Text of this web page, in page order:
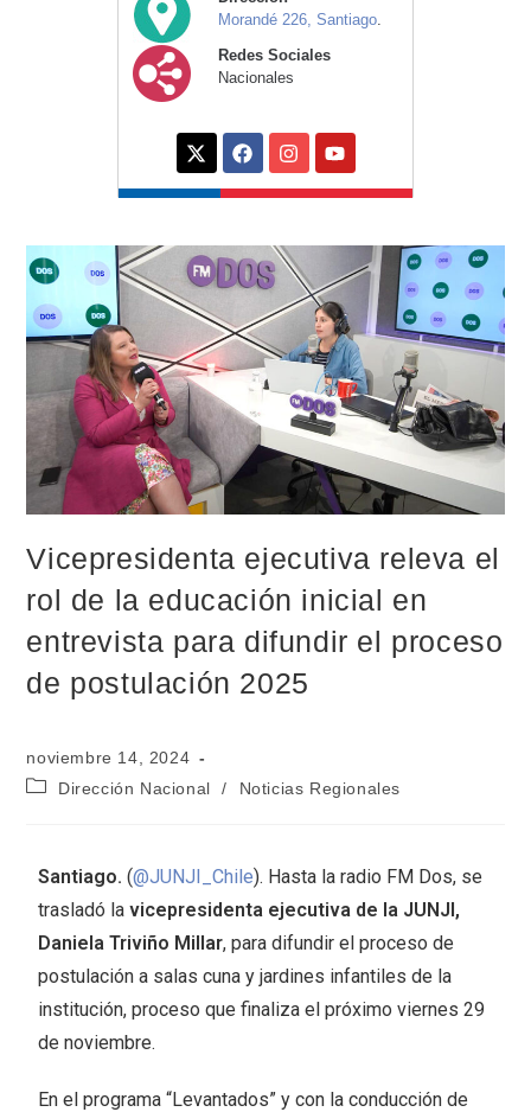
Morandé 226, Santiago.
Redes Sociales
Nacionales
Vicepresidenta ejecutiva releva el
rol de la educación inicial en
entrevista para difundir el proceso
de postulación 2025
noviembre 14, 2024
Dirección Nacional
/ Noticias Regionales
Santiago. (@JUNJI_Chile). Hasta la radio FM Dos, se
trasladó lavicepresidenta ejecutiva de la JUNJI,
Daniela Triviño Millar, para difundir el proceso de
postulación a salas cuna y jardines infantiles de la
institución, proceso que finaliza el próximo viernes 29
de noviembre.
En el programa “Levantados” y con la conducción de